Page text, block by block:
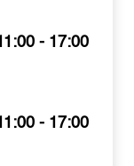
- 17:00
- 17:00